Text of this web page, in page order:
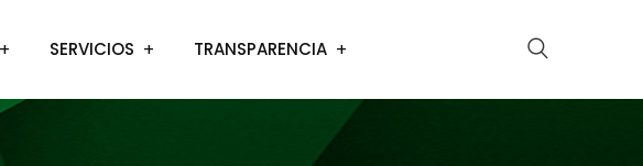
SERVICIOS TRANSPARENCIA